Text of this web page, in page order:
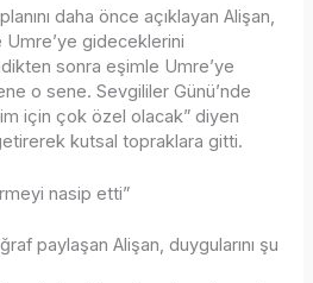
daha önce açıklayan Alişan,
gideceklerini
sonra eşimle Umre’ye
o sene. Sevgililer Günü’nde
için çok özel olacak” diyen
kutsal topraklara gitti.
nasip etti”
paylaşan Alişan, duygularını şu